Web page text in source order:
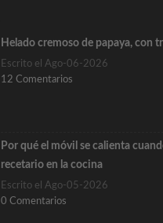
Helado cremoso de papaya, con
Escrito el Ago-06-2026
12 Comentarios
Por qué el móvil se calienta
recetario en la cocina
Escrito el Ago-05-2026
0 Comentarios